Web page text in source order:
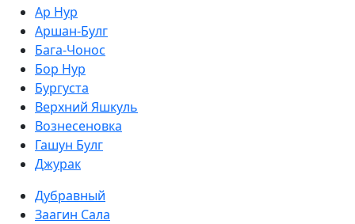
Ар Нур
Аршан-Булг
Бага-Чонос
Бор Нур
Бургуста
Верхний Яшкуль
Вознесеновка
Гашун Булг
Джурак
Дубравный
Заагин Сала